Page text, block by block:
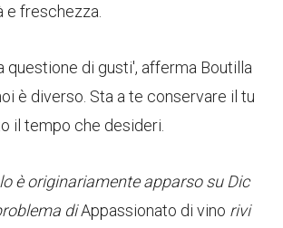
e freschezza.
questione di gusti', afferma Boutilla
è diverso. Sta a te conservare il tu
il tempo che desideri.
è originariamente apparso su Dic
diAppassionato di vino rivi